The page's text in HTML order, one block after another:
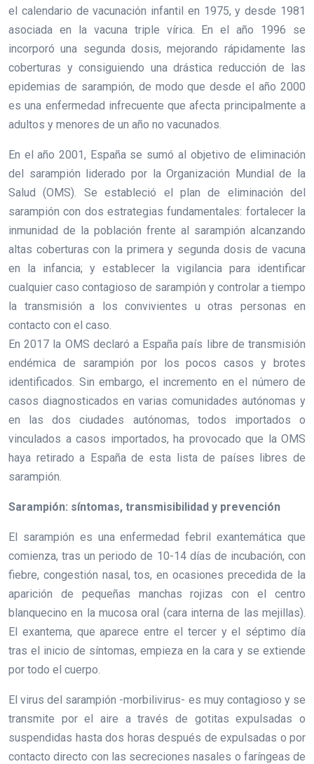
el calendario de vacunación infantil en 1975, y desde 1981
asociada en la vacuna triple vírica. En el año 1996 se
incorporó una segunda dosis, mejorando rápidamente las
coberturas y consiguiendo una drástica reducción de las
epidemias de sarampión, de modo que desde el año 2000
es una enfermedad infrecuente que afecta principalmente a
adultos y menores de un año no vacunados.
En el año 2001, España se sumó al objetivo de eliminación
del sarampión liderado por la Organización Mundial de la
Salud (OMS). Se estableció el plan de eliminación del
sarampión con dos estrategias fundamentales: fortalecer la
inmunidad de la población frente al sarampión alcanzando
altas coberturas con la primera y segunda dosis de vacuna
en la infancia; y establecer la vigilancia para identificar
cualquier caso contagioso de sarampión y controlar a tiempo
la transmisión a los convivientes u otras personas en
contacto con el caso.
En 2017 la OMS declaró a España país libre de transmisión
endémica de sarampión por los pocos casos y brotes
identificados. Sin embargo, el incremento en el número de
casos diagnosticados en varias comunidades autónomas y
en las dos ciudades autónomas, todos importados o
vinculados a casos importados, ha provocado que la OMS
haya retirado a España de esta lista de países libres de
sarampión.
Sarampión: síntomas, transmisibilidad y prevención
El sarampión es una enfermedad febril exantemática que
comienza, tras un periodo de 10-14 días de incubación, con
fiebre, congestión nasal, tos, en ocasiones precedida de la
aparición de pequeñas manchas rojizas con el centro
blanquecino en la mucosa oral (cara interna de las mejillas).
El exantema, que aparece entre el tercer y el séptimo día
tras el inicio de síntomas, empieza en la cara y se extiende
por todo el cuerpo.
El virus del sarampión -morbilivirus- es muy contagioso y se
transmite por el aire a través de gotitas expulsadas o
suspendidas hasta dos horas después de expulsadas o por
contacto directo con las secreciones nasales o faríngeas de